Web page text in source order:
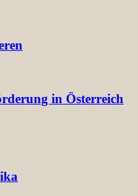
in Österreich